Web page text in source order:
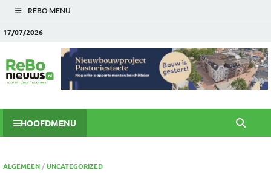
REBO MENU
17/07/2026
HOOFDMENU
ALGEMEEN/UNCATEGORIZED